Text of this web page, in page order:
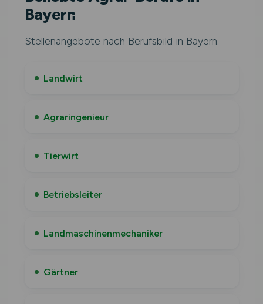
Bayern
Stellenangebote nach Berufsbild in Bayern.
Landwirt
Agraringenieur
Tierwirt
Betriebsleiter
Landmaschinenmechaniker
Gärtner